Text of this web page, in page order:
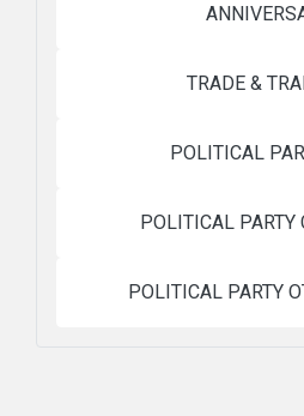
TRADE &
POLITICAL
POLITICAL PARTY
POLITICAL PARTY